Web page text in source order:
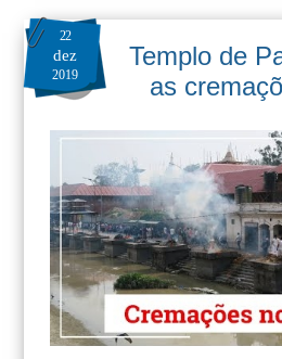
22
dez
2019
Templo de
as